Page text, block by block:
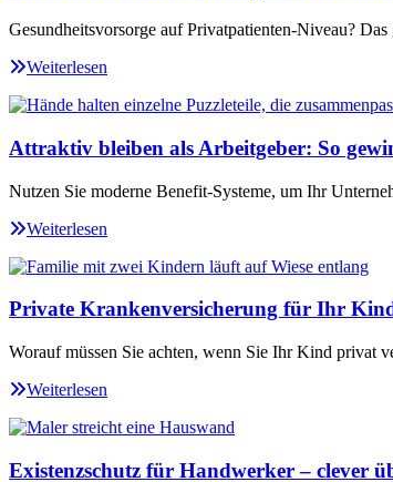
Gesundheitsvorsorge auf Privatpatienten-Niveau?
Weiterlesen
Attraktiv bleiben als Arbeitgeber: So
Nutzen Sie moderne Benefit-Systeme, um Ihr
Weiterlesen
Private Krankenversicherung für Ihr
Worauf müssen Sie achten, wenn Sie Ihr Kind privat
Weiterlesen
Existenzschutz für Handwerker – clever